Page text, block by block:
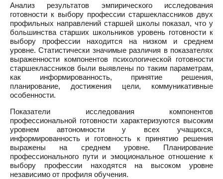
Анализ результатов эмпирического исследования
готовности к выбору профессии старшеклассников двух
профильных направлений старшей школы показал, что у
большинства старших школьников уровень готовности к
выбору профессии находится на низком и среднем
уровне. Статистически значимые различия в показателях
выраженности компонентов психологической готовности
старшеклассников были выявлены по таким параметрам,
как информированность, принятие решения,
планирование, достижения цели, коммуникативные
особенности.
Показатели исследования компонентов
профессиональной готовности характеризуются высоким
уровнем автономности у всех учащихся,
информированность и готовность к принятию решения
выражены на среднем уровне. Планирование
профессионального пути и эмоциональное отношение к
выбору профессии находятся на высоком уровне
независимо от профиля обучения.